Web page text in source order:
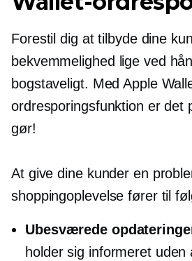
Forestil dig at tilbyde dine
bekvemmelighed lige ved
bogstaveligt. Med Apple
ordresporingsfunktion er det
gør!
At give dine kunder en
shoppingoplevelse fører til
Ubesværede
holder sig informeret uden